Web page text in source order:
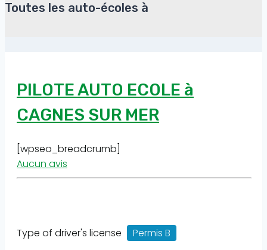
Toutes les auto-écoles à
PILOTE AUTO ECOLE à
CAGNES SUR MER
[wpseo_breadcrumb]
Aucun avis
Type of driver's license
Permis B